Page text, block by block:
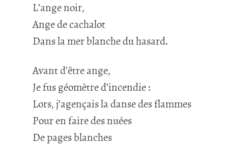
L’ange noir,
Ange de cachalot
Dans la mer blanche du hasard.
Avant d’être ange,
Je fus géomètre d’incendie :
Lors, j’agençais la danse des flammes
Pour en faire des nuées
De pages blanches